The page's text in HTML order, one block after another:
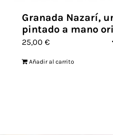
Granada Nazarí,
pintado a mano
25,00 €
Añadir al carrito